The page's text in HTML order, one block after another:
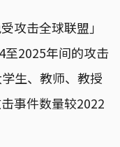
攻击全球联盟」
至2025年间的攻击
生、教师、教授
事件数量较2022